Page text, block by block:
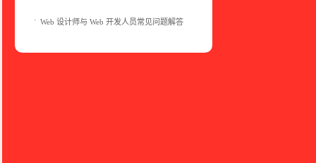
Web 设计师与 Web 开发人员常见问题解答